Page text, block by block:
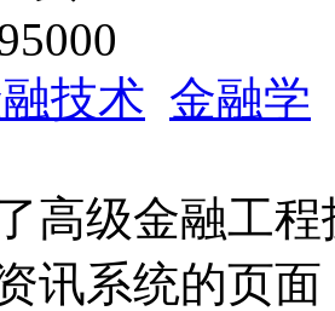
技术 金融学
高级金融工
讯系统的页